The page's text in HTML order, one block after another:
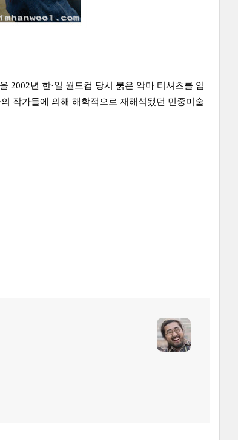
2002년 한·일 월드컵 당시 붉은 악마 티셔츠를 입
작가들에 의해 해학적으로 재해석됐던 민중미술